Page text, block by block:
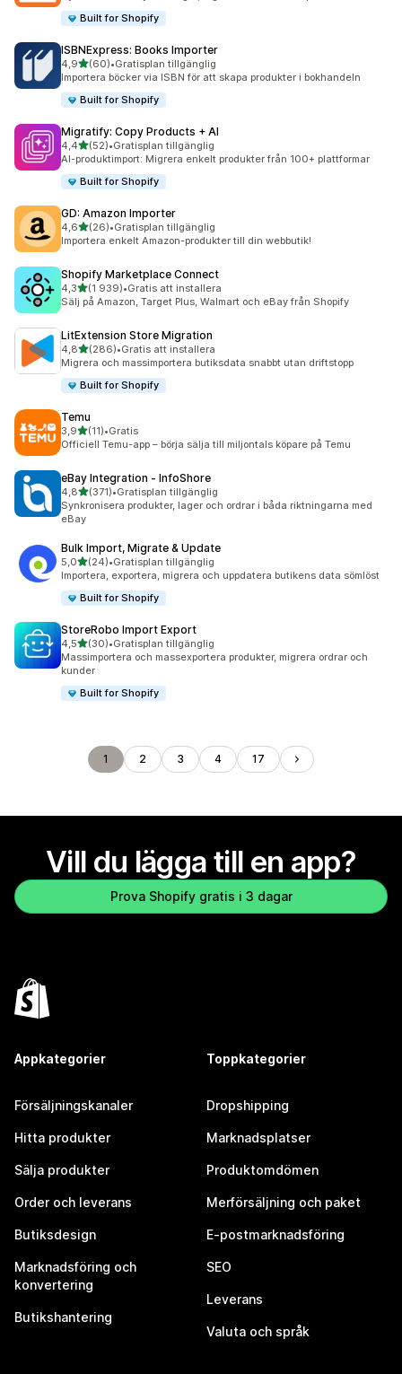
Built for Shopify
ISBNExpress: Books Importer
4,9av 5 stjärnor
(60)
60 recensioner totalt
•Gratisplan tillgänglig
Importera böcker via ISBN för att skapa produkter i bokhandeln
Built for Shopify
Migratify: Copy Products + AI
4,4av 5 stjärnor
(52)
52 recensioner totalt
•Gratisplan tillgänglig
AI-produktimport: Migrera enkelt produkter från 100+ plattformar
Built for Shopify
GD: Amazon Importer
4,6av 5 stjärnor
(26)
26 recensioner totalt
•Gratisplan tillgänglig
Importera enkelt Amazon-produkter till din webbutik!
Shopify Marketplace Connect
4,3av 5 stjärnor
(1 939)
1939 recensioner totalt
•Gratis att installera
Sälj på Amazon, Target Plus, Walmart och eBay från Shopify
LitExtension Store Migration
4,8av 5 stjärnor
(286)
286 recensioner totalt
•Gratis att installera
Migrera och massimportera butiksdata snabbt utan driftstopp
Built for Shopify
Temu
3,9av 5 stjärnor
(11)
11 recensioner totalt
•Gratis
Officiell Temu-app – börja sälja till miljontals köpare på Temu
eBay Integration ‑ InfoShore
4,8av 5 stjärnor
(371)
371 recensioner totalt
•Gratisplan tillgänglig
Synkronisera produkter, lager och ordrar i båda riktningarna med
eBay
Bulk Import, Migrate & Update
5,0av 5 stjärnor
(24)
24 recensioner totalt
•Gratisplan tillgänglig
Importera, exportera, migrera och uppdatera butikens data sömlöst
Built for Shopify
StoreRobo Import Export
4,5av 5 stjärnor
(30)
30 recensioner totalt
•Gratisplan tillgänglig
Massimportera och massexportera produkter, migrera ordrar och
kunder
Built for Shopify
1 2 3 4 17
Vill du lägga till en app?
Prova Shopify gratis i 3 dagar
Appkategorier
Försäljningskanaler
Hitta produkter
Sälja produkter
Order och leverans
Butiksdesign
Marknadsföring och
konvertering
Butikshantering
Toppkategorier
Dropshipping
Marknadsplatser
Produktomdömen
Merförsäljning och paket
E-postmarknadsföring
SEO
Leverans
Valuta och språk